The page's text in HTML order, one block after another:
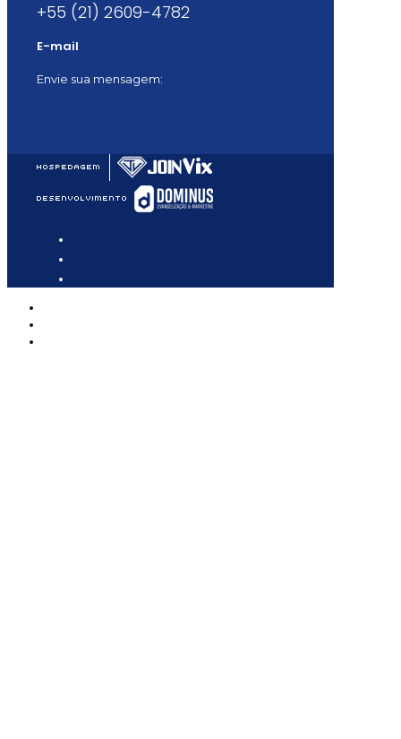
+55 (21) 2609-4782
E-mail
Envie sua mensagem: